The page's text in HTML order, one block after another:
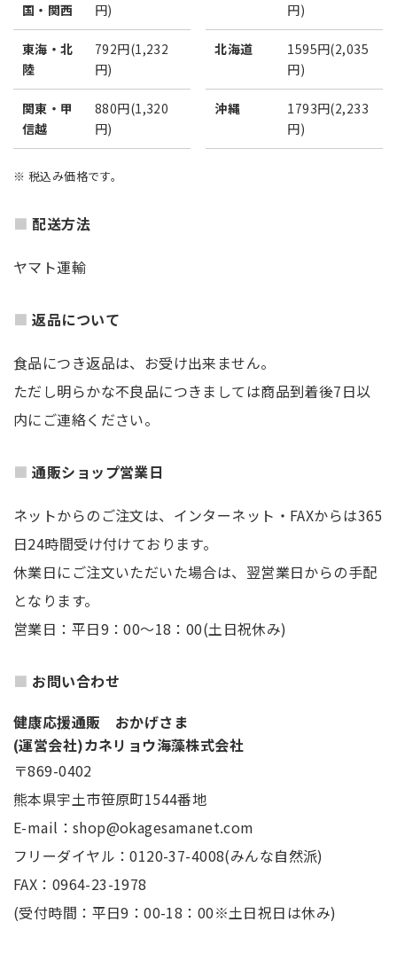
国・関西
円)
東海・北
陸
792円(1,232
円)
関東・甲
信越
880円(1,320
円)
円)
北海道
1595円(2,035
円)
沖縄
1793円(2,233
円)
※ 税込み価格です。
配送方法
ヤマト運輸
返品について
食品につき返品は、お受け出来ません。
ただし明らかな不良品につきましては商品到着後7日以
内にご連絡ください。
通販ショップ営業日
ネットからのご注文は、インターネット・FAXからは365
日24時間受け付けております。
休業日にご注文いただいた場合は、翌営業日からの手配
となります。
営業日：平日9：00～18：00(土日祝休み)
お問い合わせ
健康応援通販 おかげさま
(運営会社)カネリョウ海藻株式会社
〒869-0402
熊本県宇土市笹原町1544番地
E-mail：shop@okagesamanet.com
フリーダイヤル：0120-37-4008(みんな自然派)
FAX：0964-23-1978
(受付時間：平日9：00-18：00※土日祝日は休み)